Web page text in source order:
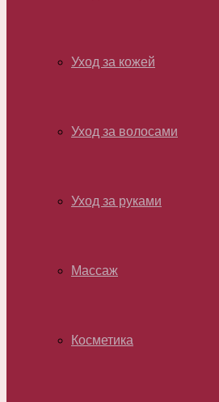
Уход за кожей
Уход за волосами
Уход за руками
Массаж
Косметика